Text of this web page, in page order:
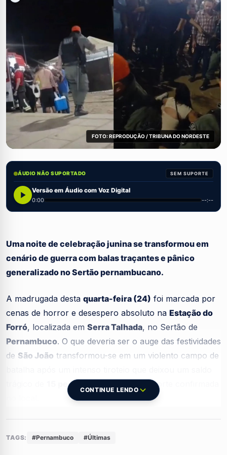
FOTO: REPRODUÇÃO / TRIBUNA DO NORDESTE
ÁUDIO NÃO SUPORTADO SEM SUPORTE
Versão em Áudio com Voz Digital
0:00 --:--
Uma noite de celebração junina se transformou em
cenário de guerra com balas traçantes e pânico
generalizado no Sertão pernambucano.
A madrugada desta quarta-feira (24) foi marcada por
cenas de horror e desespero absoluto na Estação do
Forró, localizada em Serra Talhada, no Sertão de
Pernambuco. O que deveria ser o auge das festividades
de São João transformou-se em um violento campo de
15 pessoas feridas
e uma morte confirmada
Defesa Social (SDS), entre os atingidos pelos disparos
CONTINUE LENDO
TAGS: #Pernambuco #Últimas